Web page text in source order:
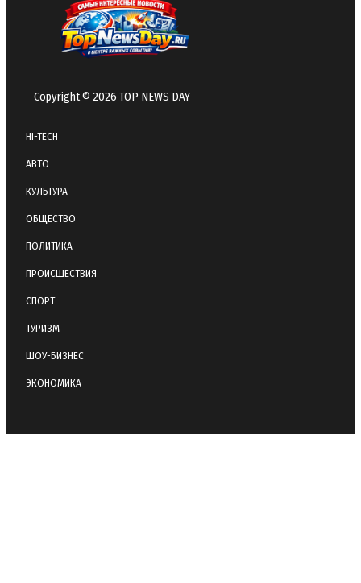
Copyright © 2026 TOP NEWS DAY
HI-TECH
АВТО
КУЛЬТУРА
ОБЩЕСТВО
ПОЛИТИКА
ПРОИСШЕСТВИЯ
СПОРТ
ТУРИЗМ
ШОУ-БИЗНЕС
ЭКОНОМИКА